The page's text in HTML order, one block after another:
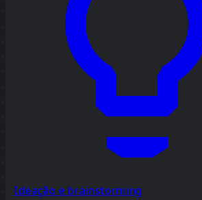
Ideação e brainstorming